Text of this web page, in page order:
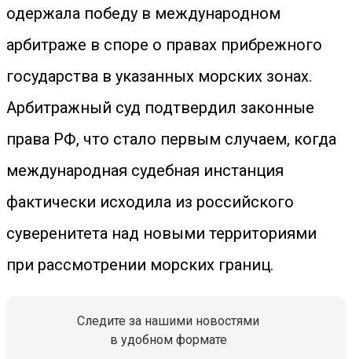
одержала победу в международном
арбитраже в споре о правах прибрежного
государства в указанных морских зонах.
Арбитражный суд подтвердил законные
права РФ, что стало первым случаем, когда
международная судебная инстанция
фактически исходила из российского
суверенитета над новыми территориями
при рассмотрении морских границ.
Следите за нашими новостями
в удобном формате